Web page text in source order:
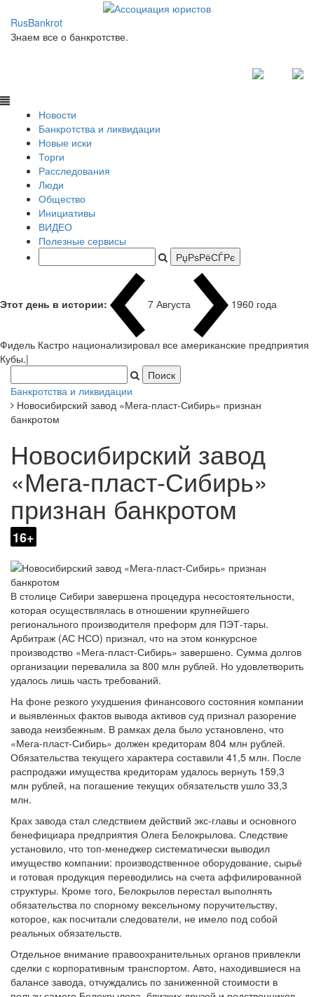
RusBankrot
Знаем все о банкротстве.
Новости
Банкротства и ликвидации
Новые иски
Торги
Расследования
Люди
Общество
Инициативы
ВИДЕО
Полезные сервисы
Этот день в истории: 7 Августа 1960 года
Фидель Кастро национализировал все американские предприятия
Кубы.|
Банкротства и ликвидации
Новосибирский завод «Мега-пласт-Сибирь» признан
банкротом
Новосибирский завод
«Мега-пласт-Сибирь»
признан банкротом
16+
В столице Сибири завершена процедура несостоятельности,
которая осуществлялась в отношении крупнейшего
регионального производителя преформ для ПЭТ-тары.
Арбитраж (АС НСО) признал, что на этом конкурсное
производство «Мега-пласт-Сибирь» завершено. Сумма долгов
организации перевалила за 800 млн рублей. Но удовлетворить
удалось лишь часть требований.
На фоне резкого ухудшения финансового состояния компании
и выявленных фактов вывода активов суд признал разорение
завода неизбежным. В рамках дела было установлено, что
«Мега-пласт-Сибирь» должен кредиторам 804 млн рублей.
Обязательства текущего характера составили 41,5 млн. После
распродажи имущества кредиторам удалось вернуть 159,3
млн рублей, на погашение текущих обязательств ушло 33,3
млн.
Крах завода стал следствием действий экс-главы и основного
бенефициара предприятия Олега Белокрылова. Следствие
установило, что топ-менеджер систематически выводил
имущество компании: производственное оборудование, сырьё
и готовая продукция переводились на счета аффилированной
структуры. Кроме того, Белокрылов перестал выполнять
обязательства по спорному вексельному поручительству,
которое, как посчитали следователи, не имело под собой
реальных обязательств.
Отдельное внимание правоохранительных органов привлекли
сделки с корпоративным транспортом. Авто, находившиеся на
балансе завода, отчуждались по заниженной стоимости в